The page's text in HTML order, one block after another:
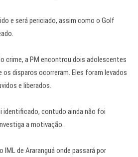
e será periciado, assim como o Golf
crime, a PM encontrou dois adolescentes
os disparos ocorreram. Eles foram levados
e liberados.
identificado, contudo ainda não foi
a motivação.
IML de Araranguá onde passará por